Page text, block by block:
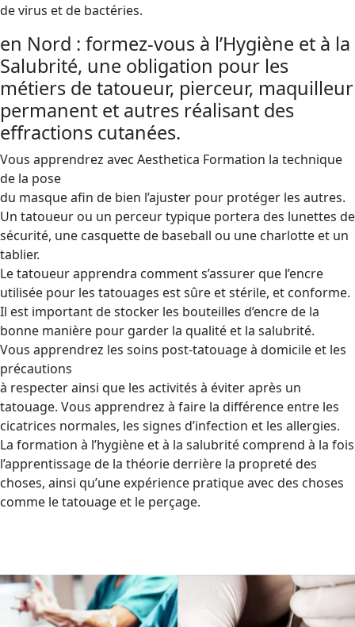
de virus et de bactéries.
en Nord : formez-vous à l’Hygiène et à la
Salubrité, une obligation pour les
métiers de tatoueur, pierceur, maquilleur
permanent et autres réalisant des
effractions cutanées.
Vous apprendrez avec Aesthetica Formation la technique
de la pose
du masque afin de bien l’ajuster pour protéger les autres.
Un tatoueur ou un perceur typique portera des lunettes de
sécurité, une casquette de baseball ou une charlotte et un
tablier.
Le tatoueur apprendra comment s’assurer que l’encre
utilisée pour les tatouages ​​est sûre et stérile, et conforme.
Il est important de stocker les bouteilles d’encre de la
bonne manière pour garder la qualité et la salubrité.
Vous apprendrez les soins post-tatouage à domicile et les
précautions
à respecter ainsi que les activités à éviter après un
tatouage. Vous apprendrez à faire la différence entre les
cicatrices normales, les signes d’infection et les allergies.
La formation à l’hygiène et à la salubrité comprend à la fois
l’apprentissage de la théorie derrière la propreté des
choses, ainsi qu’une expérience pratique avec des choses
comme le tatouage et le perçage.